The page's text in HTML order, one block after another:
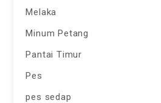
Melaka
Minum Petang
Pantai Timur
Pes
pes sedap